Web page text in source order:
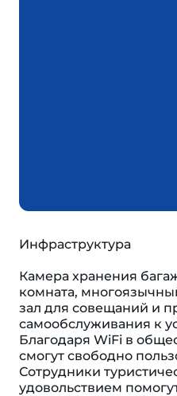
Инфраструктура
Камера хранения
комната,
зал для совещаний и
самообслуживания к
Благодаря WiFi в
смогут свободно
Сотрудники
удовольствием